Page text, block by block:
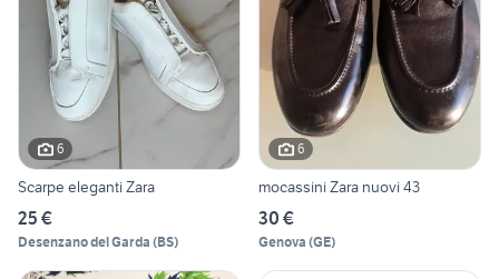
6
Scarpe eleganti Zara
25 €
Desenzano del Garda (BS)
6
mocassini Zara nuovi 43
30 €
Genova (GE)